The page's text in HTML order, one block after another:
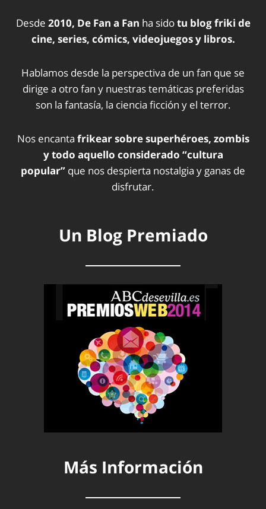
Desde 2010, De Fan a Fan ha sidotu blog friki de
cine, series, cómics, videojuegos y libros.
Hablamos desde la perspectiva de un fan que se
dirige a otro fan y nuestras temáticas preferidas
son la fantasía, la ciencia ficción y el terror.
Nos encanta frikear sobre superhéroes, zombis
y todo aquello considerado “cultura
popular” que nos despierta nostalgia y ganas de
disfrutar.
Un Blog Premiado
Más Información